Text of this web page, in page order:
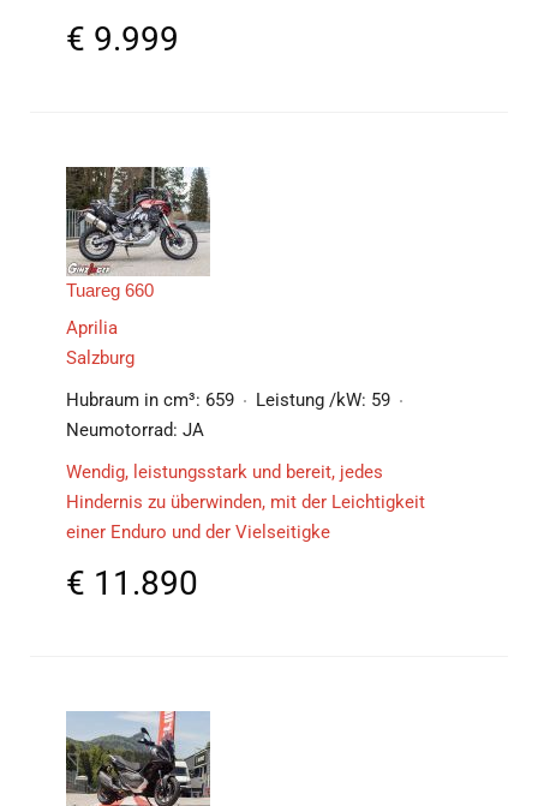
€ 9.999
Tuareg 660
Aprilia
Salzburg
Hubraum in cm³: 659 Leistung /kW: 59
Neumotorrad: JA
Wendig, leistungsstark und bereit, jedes
Hindernis zu überwinden, mit der Leichtigkeit
einer Enduro und der Vielseitigke
€ 11.890